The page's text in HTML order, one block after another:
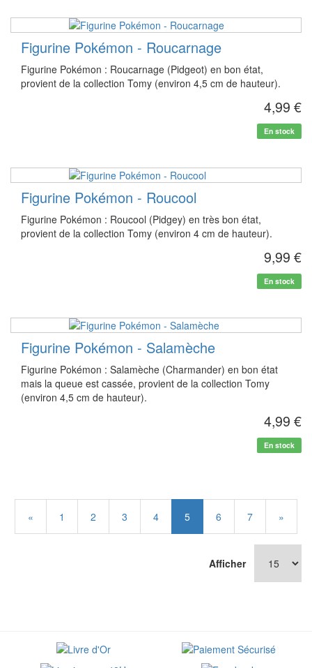
Figurine Pokémon - Roucarnage
Figurine Pokémon : Roucarnage (Pidgeot) en bon état,
provient de la collection Tomy (environ 4,5 cm de hauteur).
4,99 €
En stock
Figurine Pokémon - Roucool
Figurine Pokémon : Roucool (Pidgey) en très bon état,
provient de la collection Tomy (environ 4 cm de hauteur).
9,99 €
En stock
Figurine Pokémon - Salamèche
Figurine Pokémon : Salamèche (Charmander) en bon état
mais la queue est cassée, provient de la collection Tomy
(environ 4,5 cm de hauteur).
4,99 €
En stock
« 1 2 3 4 5 6 7 »
Afficher